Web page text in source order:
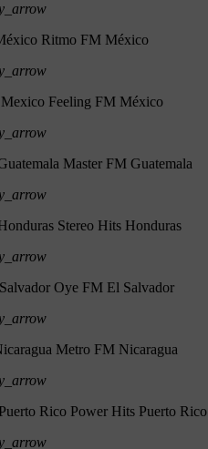
Ritmo FM México
Feeling FM México
Master FM Guatemala
Stereo Hits Honduras
Oye FM El Salvador
Metro FM Nicaragua
Rico Power Hits Puerto Rico